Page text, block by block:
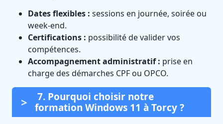
Dates flexibles : sessions en journée, soirée ou
week-end.
Certifications : possibilité de valider vos
compétences.
Accompagnement administratif : prise en
charge des démarches CPF ou OPCO.
7. Pourquoi choisir notre
formation Windows 11 à Torcy ?